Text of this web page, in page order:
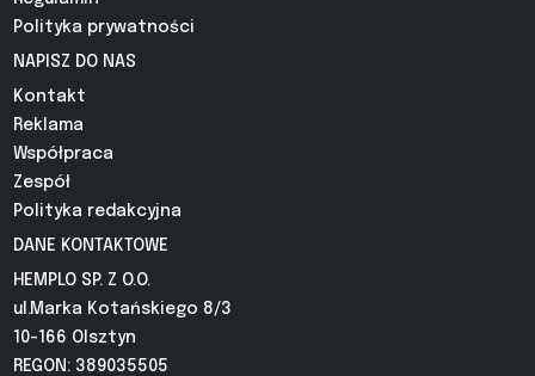
Polityka prywatności
NAPISZ DO NAS
Kontakt
Reklama
Współpraca
Zespół
Polityka redakcyjna
DANE KONTAKTOWE
HEMPLO SP. Z O.O.
ul.Marka Kotańskiego 8/3
10-166 Olsztyn
REGON: 389035505